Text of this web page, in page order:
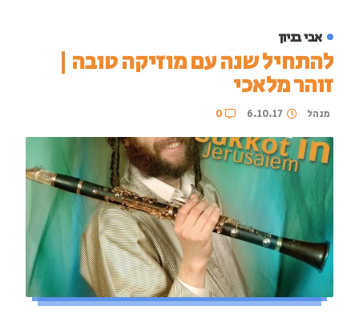
אבי בניון
להתחיל שנה עם מוזיקה טובה |
זוהר מלאכי
מנהל 6.10.17
0